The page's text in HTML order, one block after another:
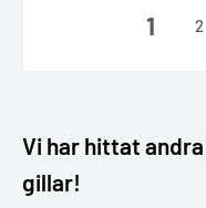
1 2
Vi har hittat
gillar!